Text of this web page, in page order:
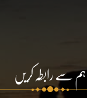
ہم سے رابطہ کریں